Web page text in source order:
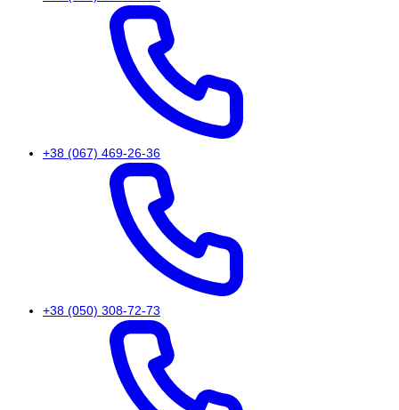
+38 (067) 469-26-36
+38 (050) 308-72-73